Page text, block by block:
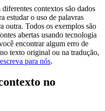
contextos são dados
estudar o uso de palavras
outra. Todos os exemplos são
abertas usando tecnologia
encontrar algum erro de
texto original ou na tradução,
escreva para nós.
no